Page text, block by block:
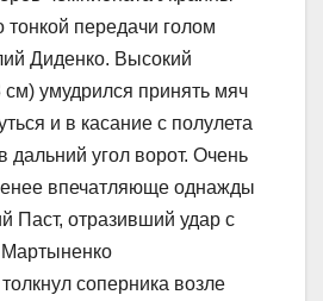
передачи голом
Диденко. Высокий
умудрился принять мяч
и в касание с полулета
дальний угол ворот. Очень
впечатляюще однажды
Паст, отразивший удар с
Мартыненко
соперника возле